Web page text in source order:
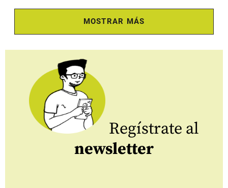
MOSTRAR MÁS
Regístrate al
newsletter